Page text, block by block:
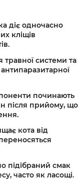
діє одночасно
кліщів
травної системи та
починають
після прийому, що
кота від
підібраний смак
часто як ласощі.